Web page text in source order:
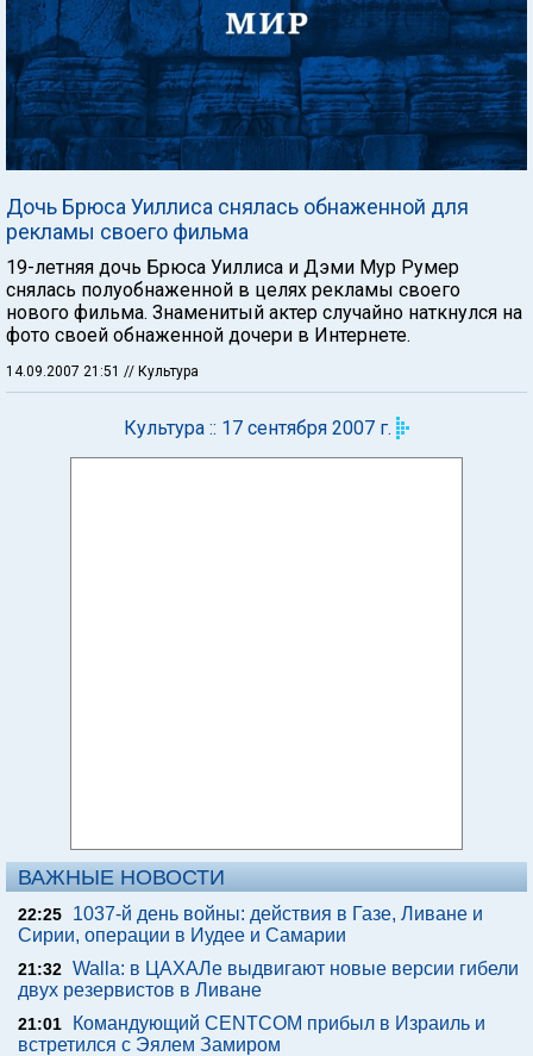
Дочь Брюса Уиллиса снялась обнаженной для
рекламы своего фильма
19-летняя дочь Брюса Уиллиса и Дэми Мур Румер
снялась полуобнаженной в целях рекламы своего
нового фильма. Знаменитый актер случайно наткнулся на
фото своей обнаженной дочери в Интернете.
14.09.2007 21:51 // Культура
Культура :: 17 сентября 2007 г.
ВАЖНЫЕ НОВОСТИ
22:25
1037-й день войны: действия в Газе, Ливане и
Сирии, операции в Иудее и Самарии
21:32 Walla: в ЦАХАЛе выдвигают новые версии гибели
двух резервистов в Ливане
21:01
Командующий CENTCOM прибыл в Израиль и
встретился с Эялем Замиром